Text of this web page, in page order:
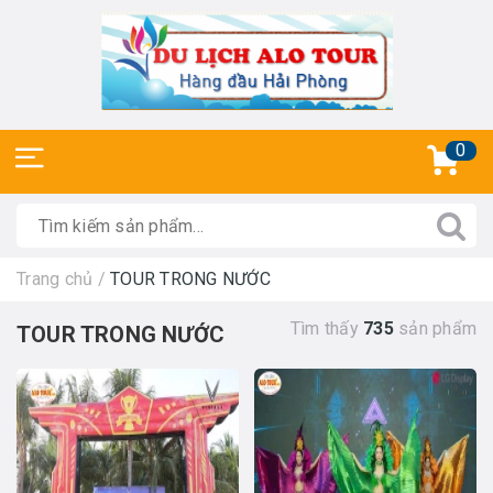
0
Trang chủ / TOUR TRONG NƯỚC
TOUR TRONG NƯỚC Tìm thấy 735sản phẩm